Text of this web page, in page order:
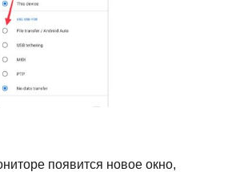
появится новое окно,